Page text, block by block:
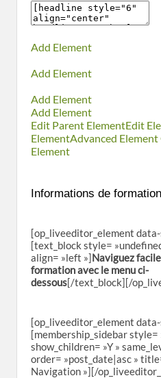
Add Element
Add Element
Add Element
Add Element
Edit Parent ElementEdit
ElementAdvanced
Element
Informations de formation
[op_liveeditor_element
[text_block style=
align= »left »]Naviguez
formation avec le menu ci-
dessous[/text_block][/
[op_liveeditor_element
[membership_sidebar style=
show_children= »Y »
order= »post_date|asc »
Navigation »][/